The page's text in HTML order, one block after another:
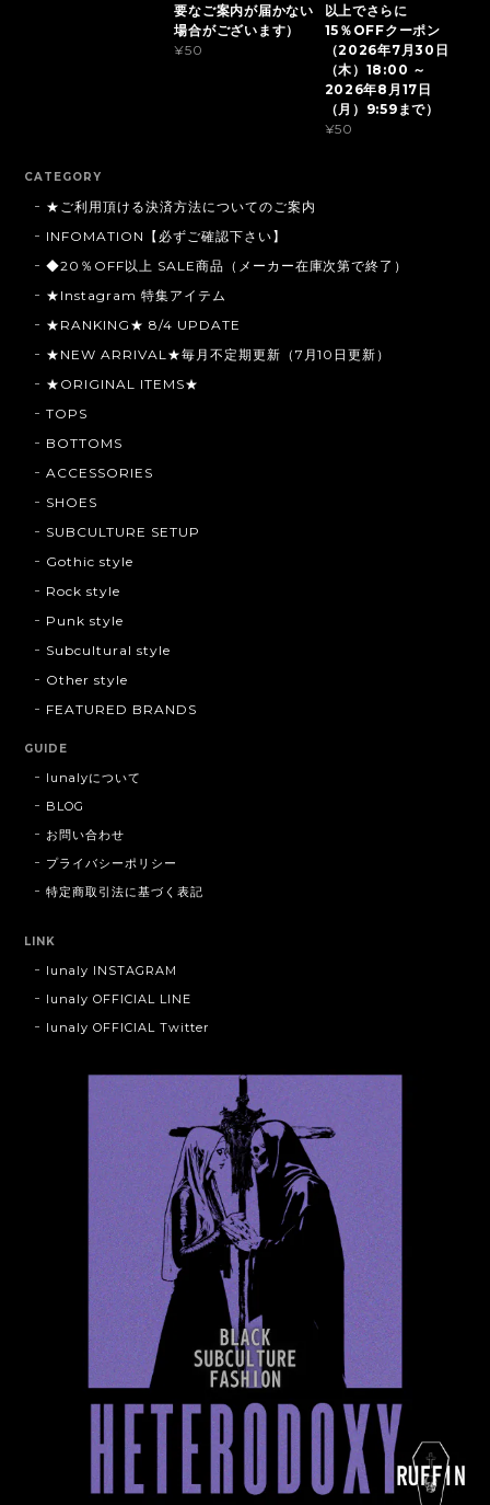
要なご案内が届かない
場合がございます）
¥50
以上でさらに
15％OFFクーポン
（2026年7月30日
（木）18:00 ～
2026年8月17日
（月）9:59まで）
¥50
CATEGORY
★ご利用頂ける決済方法についてのご案内
INFOMATION【必ずご確認下さい】
◆20％OFF以上 SALE商品（メーカー在庫次第で終了）
★Instagram 特集アイテム
★RANKING★ 8/4 UPDATE
★NEW ARRIVAL★毎月不定期更新（7月10日更新）
★ORIGINAL ITEMS★
TOPS
BOTTOMS
ACCESSORIES
SHOES
SUBCULTURE SETUP
Gothic style
Rock style
Punk style
Subcultural style
Other style
FEATURED BRANDS
GUIDE
lunalyについて
BLOG
お問い合わせ
プライバシーポリシー
特定商取引法に基づく表記
LINK
lunaly INSTAGRAM
lunaly OFFICIAL LINE
lunaly OFFICIAL Twitter